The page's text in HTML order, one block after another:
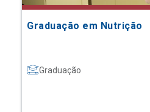
Graduação em Nutrição
Graduação